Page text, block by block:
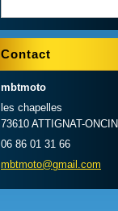
Contact
mbtmoto
les chapelles
73610 ATTIGNAT-ONCIN
06 86 01 31 66
mbtmoto@gmail.com